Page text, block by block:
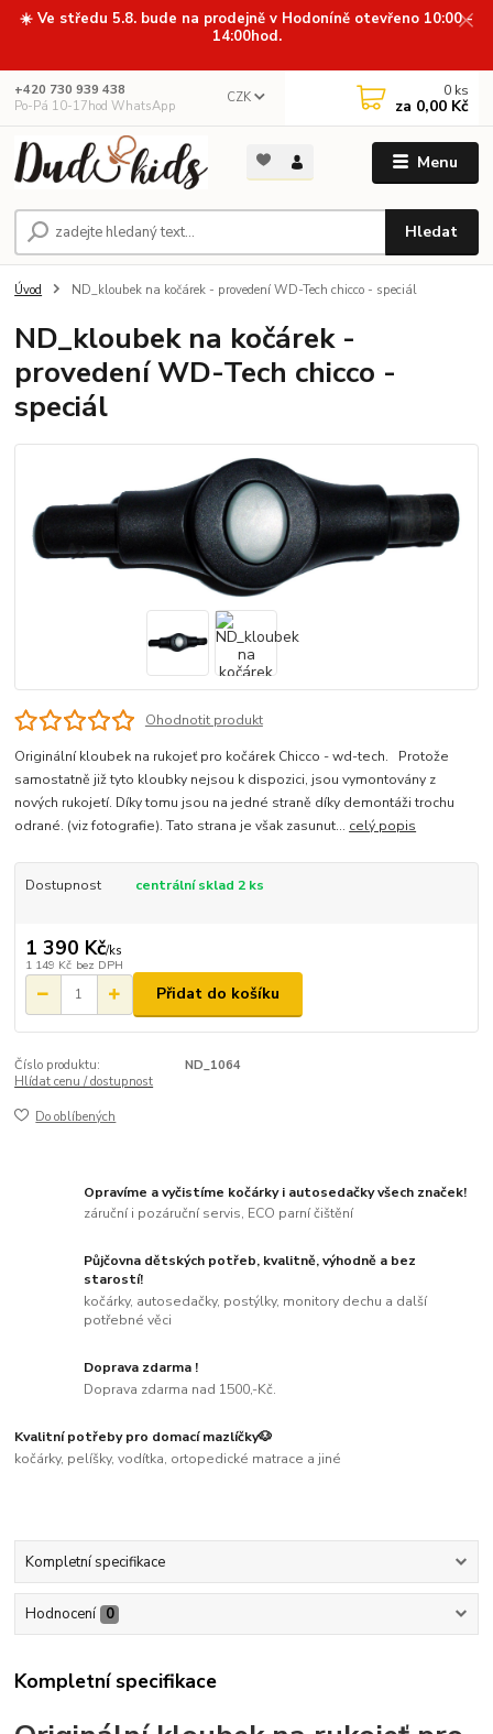
☀️ Ve středu 5.8. bude na prodejně v Hodoníně otevřeno 10:00 -
14:00hod.
Menu
CZK
Hledat
+420 730 939 438
Po-Pá 10-17hod WhatsApp
0 ks
za 0,00 Kč
Úvod ND_kloubek na kočárek - provedení WD-Tech chicco - speciál
ND_kloubek na kočárek -
provedení WD-Tech chicco -
speciál
Ohodnotit produkt
Originální kloubek na rukojeť pro kočárek Chicco - wd-tech. Protože
samostatně již tyto kloubky nejsou k dispozici, jsou vymontovány z
nových rukojetí. Díky tomu jsou na jedné straně díky demontáži trochu
odrané. (viz fotografie). Tato strana je však zasunut... celý popis
Dostupnost centrální sklad 2 ks
1 390 Kč/ks
1 149 Kč bez DPH
Přidat do košíku
Číslo produktu:
ND_1064
Hlídat cenu / dostupnost
Do oblíbených
Opravíme a vyčistíme kočárky i autosedačky všech značek!
záruční i pozáruční servis, ECO parní čištění
Půjčovna dětských potřeb, kvalitně, výhodně a bez
starostí!
kočárky, autosedačky, postýlky, monitory dechu a další
potřebné věci
Doprava zdarma !
Doprava zdarma nad 1500,-Kč.
Kvalitní potřeby pro domací mazlíčky🐶
kočárky, pelíšky, vodítka, ortopedické matrace a jiné
Kompletní specifikace
Hodnocení 0
Kompletní specifikace